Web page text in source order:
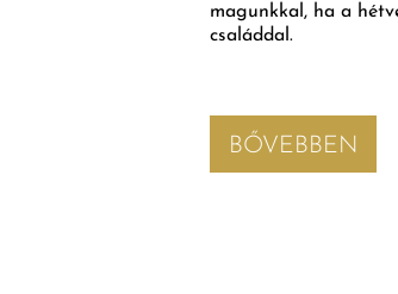
magunkkal, ha a
családdal.
BŐVEBBEN